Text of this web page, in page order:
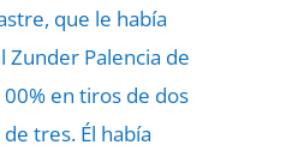
que le había
Zunder Palencia de
en tiros de dos
tres. Él había